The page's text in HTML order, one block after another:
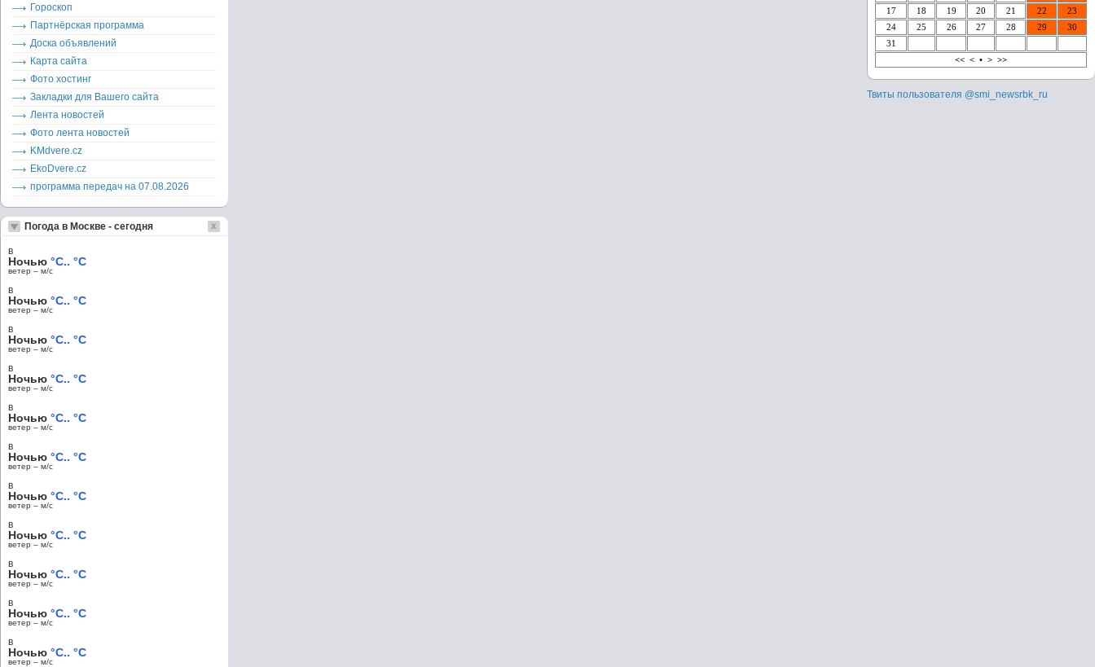
Гороскоп
Партнёрская программа
Доска объявлений
Карта сайта
Фото хостинг
Закладки для Вашего сайта
Лента новостей
Фото лента новостей
KMdvere.cz
EkoDvere.cz
программа передач на 07.08.2026
Погода в Москве - сегодня
в
Ночью °C.. °C
ветер – м/c
в
Ночью °C.. °C
ветер – м/c
в
Ночью °C.. °C
ветер – м/c
в
Ночью °C.. °C
ветер – м/c
в
Ночью °C.. °C
ветер – м/c
в
Ночью °C.. °C
ветер – м/c
в
Ночью °C.. °C
ветер – м/c
в
Ночью °C.. °C
ветер – м/c
в
Ночью °C.. °C
ветер – м/c
в
Ночью °C.. °C
ветер – м/c
в
Ночью °C.. °C
ветер – м/c
17
18 19 20 21 22
23
24
25 26 27 28 29
30
31
<< < • > >>
Твиты пользователя @smi_newsrbk_ru